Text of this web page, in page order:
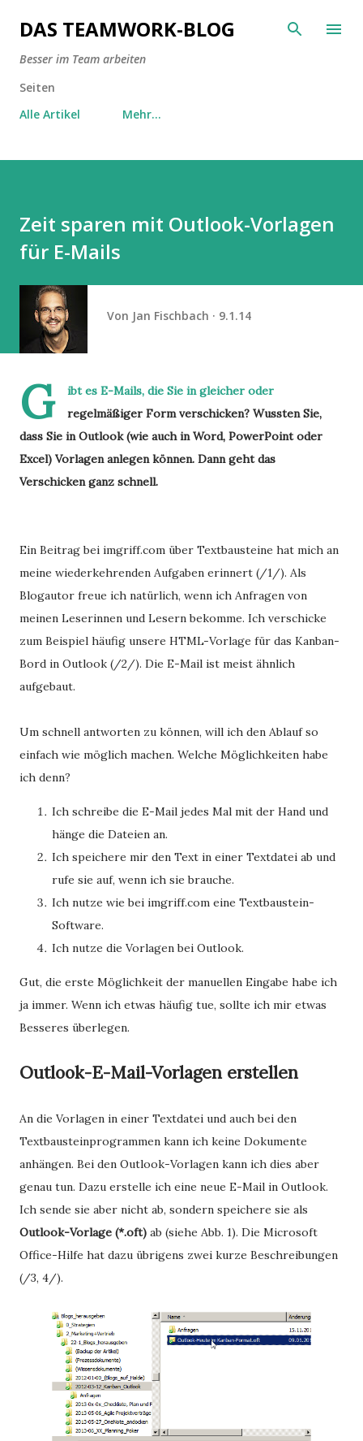
Direkt zum Hauptbereich
DAS TEAMWORK-BLOG
Besser im Team arbeiten
Seiten
Alle Artikel
Mehr…
Zeit sparen mit Outlook-Vorlagen
für E-Mails
Von Jan Fischbach 9.1.14
G
ibt es E-Mails, die Sie in gleicher oder
regelmäßiger Form verschicken? Wussten Sie,
dass Sie in Outlook (wie auch in Word, PowerPoint oder
Excel) Vorlagen anlegen können. Dann geht das
Verschicken ganz schnell.
Ein Beitrag bei imgriff.com über Textbausteine hat mich an
meine wiederkehrenden Aufgaben erinnert (/1/). Als
Blogautor freue ich natürlich, wenn ich Anfragen von
meinen Leserinnen und Lesern bekomme. Ich verschicke
zum Beispiel häufig unsere HTML-Vorlage für das Kanban-
Bord in Outlook (/2/). Die E-Mail ist meist ähnlich
aufgebaut.
Um schnell antworten zu können, will ich den Ablauf so
einfach wie möglich machen. Welche Möglichkeiten habe
ich denn?
Ich schreibe die E-Mail jedes Mal mit der Hand und
hänge die Dateien an.
Ich speichere mir den Text in einer Textdatei ab und
rufe sie auf, wenn ich sie brauche.
Ich nutze wie bei imgriff.com eine Textbaustein-
Software.
Ich nutze die Vorlagen bei Outlook.
Gut, die erste Möglichkeit der manuellen Eingabe habe ich
ja immer. Wenn ich etwas häufig tue, sollte ich mir etwas
Besseres überlegen.
Outlook-E-Mail-Vorlagen erstellen
An die Vorlagen in einer Textdatei und auch bei den
Textbausteinprogrammen kann ich keine Dokumente
anhängen. Bei den Outlook-Vorlagen kann ich dies aber
genau tun. Dazu erstelle ich eine neue E-Mail in Outlook.
Ich sende sie aber nicht ab, sondern speichere sie als
Outlook-Vorlage (*.oft) ab (siehe Abb. 1). Die Microsoft
Office-Hilfe hat dazu übrigens zwei kurze Beschreibungen
(/3, 4/).